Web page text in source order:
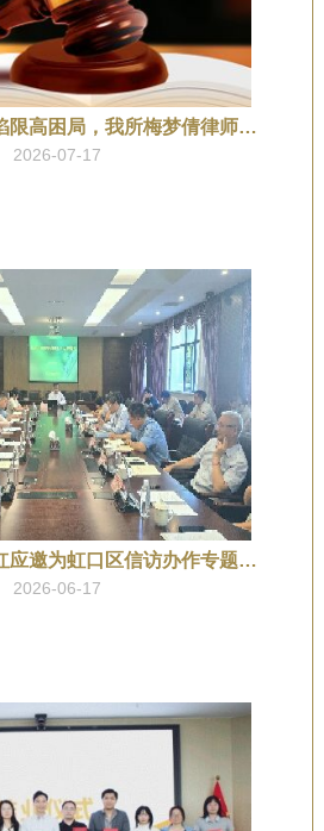
挂名法定代表人深陷限高困局，我所梅梦倩律师助其司法涤除成功“解套”
2026-07-17
小城首席专家江利红应邀为虹口区信访办作专题授课
2026-06-17